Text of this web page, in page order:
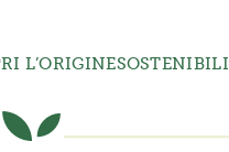
L’ORIGINE